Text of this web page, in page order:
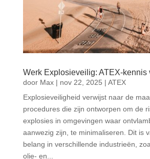
Werk Explosieveilig: ATEX-kennis
door Max| nov 22, 2025 | ATEX
Explosieveiligheid verwijst naar de
procedures die zijn ontworpen om de
explosies in omgevingen waar
aanwezig zijn, te minimaliseren. Dit is
belang in verschillende industrieën,
olie- en...